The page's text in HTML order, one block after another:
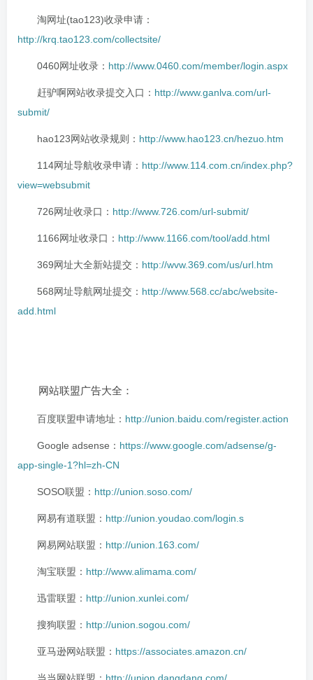
淘网址(tao123)收录申请：
http://krq.tao123.com/collectsite/
0460网址收录： http://www.0460.com/member/login.aspx
赶驴啊网站收录提交入口： http://www.ganlva.com/url-
submit/
hao123网站收录规则： http://www.hao123.cn/hezuo.htm
114网址导航收录申请： http://www.114.com.cn/index.php?
view=websubmit
726网址收录口： http://www.726.com/url-submit/
1166网址收录口： http://www.1166.com/tool/add.html
369网址大全新站提交： http://wvw.369.com/us/url.htm
568网址导航网址提交： http://www.568.cc/abc/website-
add.html
网站联盟广告大全：
百度联盟申请地址： http://union.baidu.com/register.action
Google adsense： https://www.google.com/adsense/g-
app-single-1?hl=zh-CN
SOSO联盟： http://union.soso.com/
网易有道联盟： http://union.youdao.com/login.s
网易网站联盟： http://union.163.com/
淘宝联盟： http://www.alimama.com/
迅雷联盟： http://union.xunlei.com/
搜狗联盟： http://union.sogou.com/
亚马逊网站联盟： https://associates.amazon.cn/